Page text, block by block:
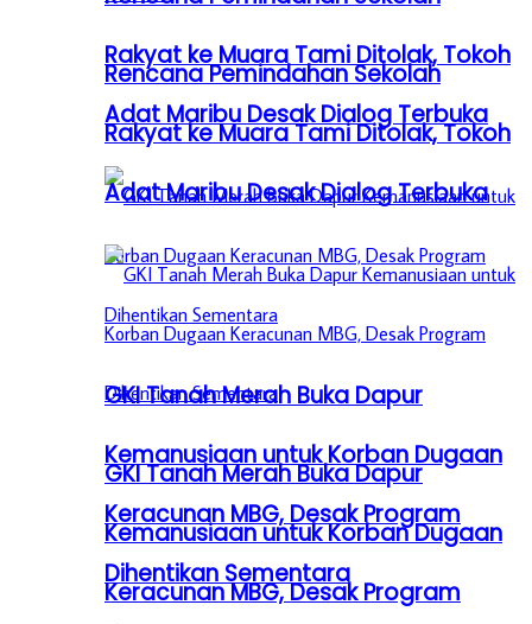
Rakyat ke Muara Tami Ditolak, Tokoh
Adat Maribu Desak Dialog Terbuka
GKI Tanah Merah Buka Dapur
Kemanusiaan untuk Korban Dugaan
Keracunan MBG, Desak Program
Dihentikan Sementara
Rencana Pemindahan Sekolah
Rakyat ke Muara Tami Ditolak, Tokoh
Adat Maribu Desak Dialog Terbuka
GKI Tanah Merah Buka Dapur
Kemanusiaan untuk Korban Dugaan
Keracunan MBG, Desak Program